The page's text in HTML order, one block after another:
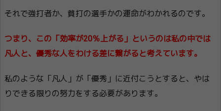
それで強打者か、貧打の選手かの運命がわかれるのです。
つまり、この「効率が20％上がる」というのは私の中では
凡人と、優秀な人をわける差に繋がると考えています。
私のような「凡人」が「優秀」に近付こうとすると、やは
りできる限りの努力をする必要があります。